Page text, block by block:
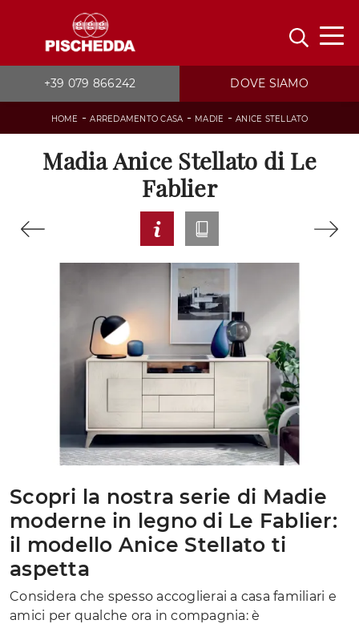
+39 079 866242 DOVE SIAMO
HOME -ARREDAMENTO CASA - MADIE - ANICE STELLATO
Madia Anice Stellato di Le
Fablier
Scopri la nostra serie di Madie
moderne in legno di Le Fablier:
il modello Anice Stellato ti
aspetta
Considera che spesso accoglierai a casa familiari e
amici per qualche ora in compagnia: è